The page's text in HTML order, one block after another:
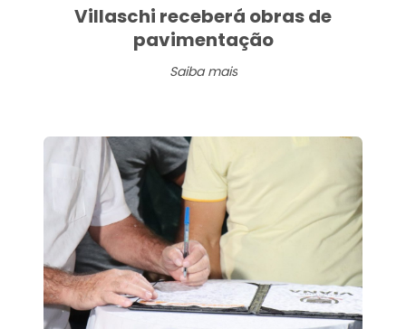
Villaschi receberá obras de
pavimentação
Saiba mais